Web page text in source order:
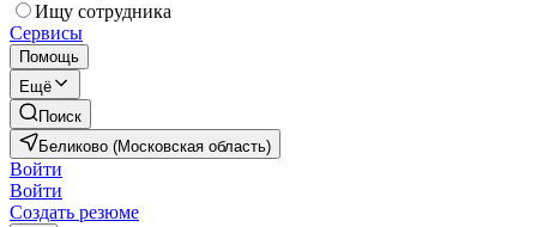
Ищу сотрудника
Сервисы
Помощь
Ещё
Поиск
Беликово (Московская область)
Войти
Войти
Создать резюме